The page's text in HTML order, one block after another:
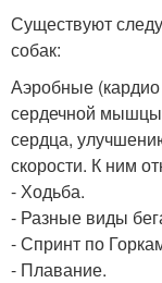
Существуют
собак:
Аэробные (кардио
сердечной
сердца,
скорости. К ним
- Ходьба.
- Разные виды
- Спринт по
- Плавание.